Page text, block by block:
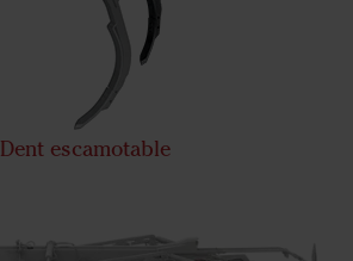
Dent escamotable